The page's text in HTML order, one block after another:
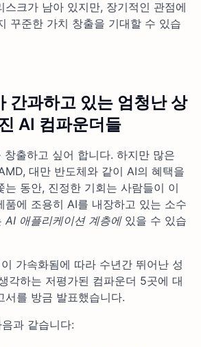
스크가 남아 있지만, 장기적인 관점에
꾸준한 가치 창출을 기대할 수 있습
간과하고 있는 엄청난 상
AI 컴파운더들
창출하고 싶어 합니다. 하지만 많은
대만 반도체와 같이 AI의 혜택을
는 동안, 진정한 기회는 사람들이 이
품에 조용히 AI를 내장하고 있는 소수
AI 애플리케이션 계층에있을 수 있습
가속화됨에 따라 수년간 뛰어난 성
각하는 저평가된 컴파운더 5곳에 대
서를 방금 발표했습니다.
과 같습니다: